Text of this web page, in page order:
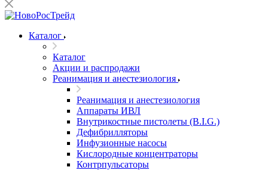
Каталог
Каталог
Акции и распродажи
Реанимация и анестезиология
Реанимация и анестезиология
Аппараты ИВЛ
Внутрикостные пистолеты (B.I.G.)
Дефибрилляторы
Инфузионные насосы
Кислородные концентраторы
Контрпульсаторы